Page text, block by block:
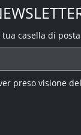
casella di
preso visione